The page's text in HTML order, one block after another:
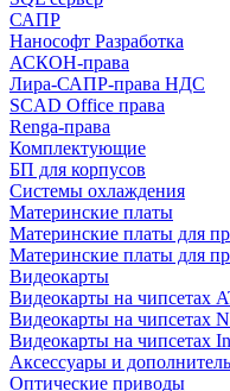
САПР
Нанософт Разработка
АСКОН-права
Лира-САПР-права НДС
SCAD Office права
Renga-права
Комплектующие
БП для корпусов
Системы охлаждения
Материнские платы
Материнские платы для
Материнские платы для
Видеокарты
Видеокарты на чипсетах
Видеокарты на чипсетах
Видеокарты на чипсетах
Аксессуары и
Оптические приводы